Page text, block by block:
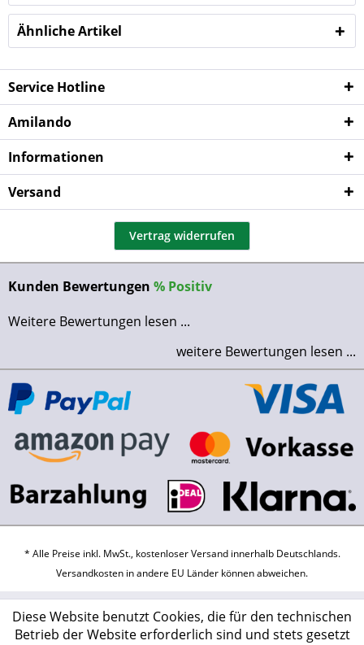
Ähnliche Artikel
Service Hotline
Amilando
Informationen
Versand
Vertrag widerrufen
Kunden Bewertungen % Positiv
Weitere Bewertungen lesen ...
weitere Bewertungen lesen ...
* Alle Preise inkl. MwSt., kostenloser Versand innerhalb Deutschlands.
Versandkosten in andere EU Länder können abweichen.
Diese Website benutzt Cookies, die für den technischen
Betrieb der Website erforderlich sind und stets gesetzt